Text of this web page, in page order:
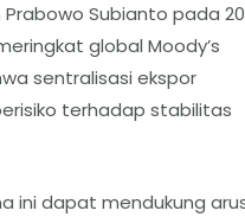
Subianto pada 20
global Moody’s
sentralisasi ekspor
terhadap stabilitas
ini dapat mendukung